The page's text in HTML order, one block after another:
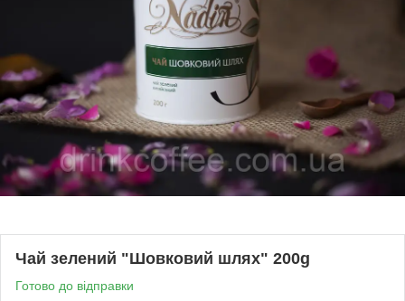
Чай зелений "Шовковий шлях" 200g
Готово до відправки